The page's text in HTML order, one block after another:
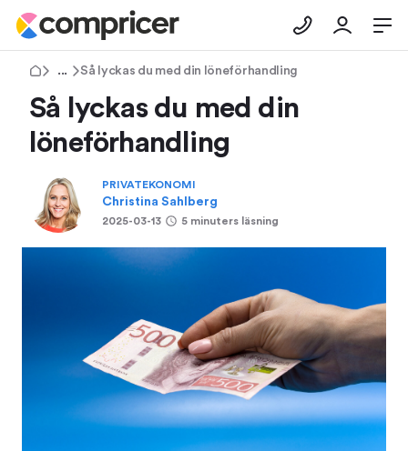
Tips & Råd
Så lyckas du med din löneförhandling
Så lyckas du med din
löneförhandling
PRIVATEKONOMI
Christina Sahlberg
2025-03-13 5 minuters läsning